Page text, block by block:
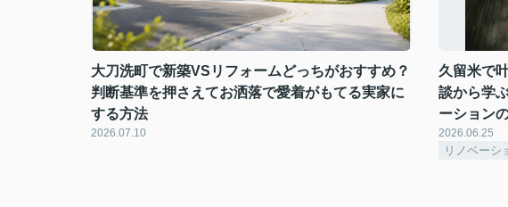
大刀洗町で新築VSリフォームどっちがおすすめ？
判断基準を押さえてお洒落で愛着がもてる実家に
する方法
2026.07.10
久留米で
談から学
ーション
2026.06.25
リノベーシ